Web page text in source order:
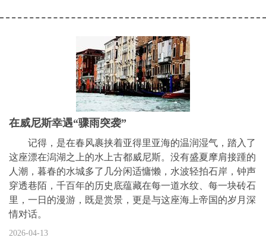
在威尼斯幸遇“骤雨突袭”
记得，是在春风裹挟着亚得里亚海的温润湿气，踏入了
这座漂在潟湖之上的水上古都威尼斯。没有盛夏摩肩接踵的
人潮，暮春的水城多了几分闲适慵懒，水波轻拍石岸，钟声
穿透巷陌，千百年的历史底蕴藏在每一道水纹、每一块砖石
里，一日的漫游，既是赏景，更是与这座海上帝国的岁月深
情对话。
2026-04-13